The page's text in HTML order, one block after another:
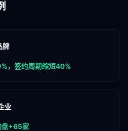
牌
，签约周期缩短40%
业
盘+65家